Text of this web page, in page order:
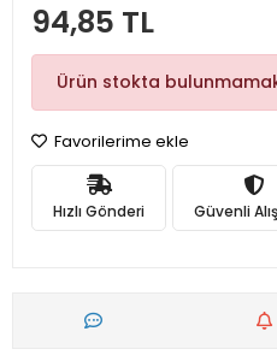
94,85 TL
Ürün stokta
Favorilerime ekle
Hızlı Gönderi Güvenli